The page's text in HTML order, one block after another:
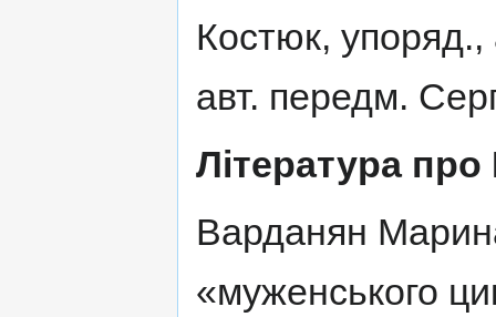
Костюк,
авт. передм.
Література
Варданян
«муженського